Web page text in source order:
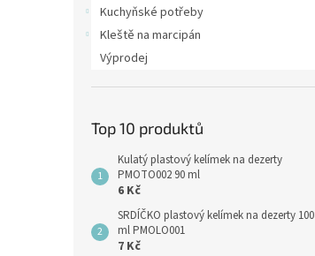
Kuchyňské potřeby
Kleště na marcipán
Výprodej
Top 10 produktů
Kulatý plastový kelímek na dezerty
PMOTO002 90 ml
6 Kč
SRDÍČKO plastový kelímek na dezerty 100
ml PMOLO001
7 Kč